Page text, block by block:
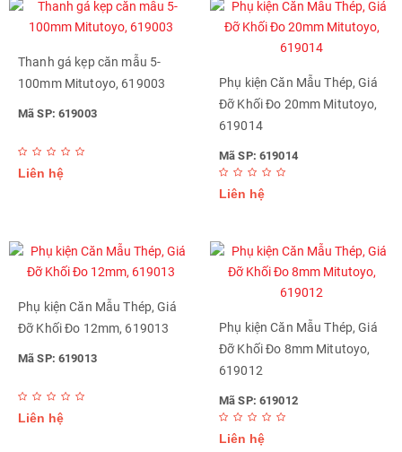
Thanh gá kẹp căn mẫu 5-
100mm Mitutoyo, 619003
Mã SP: 619003
Liên hệ
Phụ kiện Căn Mẫu Thép, Giá
Đỡ Khối Đo 20mm Mitutoyo,
619014
Mã SP: 619014
Liên hệ
Phụ kiện Căn Mẫu Thép, Giá
Đỡ Khối Đo 12mm, 619013
Mã SP: 619013
Liên hệ
Phụ kiện Căn Mẫu Thép, Giá
Đỡ Khối Đo 8mm Mitutoyo,
619012
Mã SP: 619012
Liên hệ